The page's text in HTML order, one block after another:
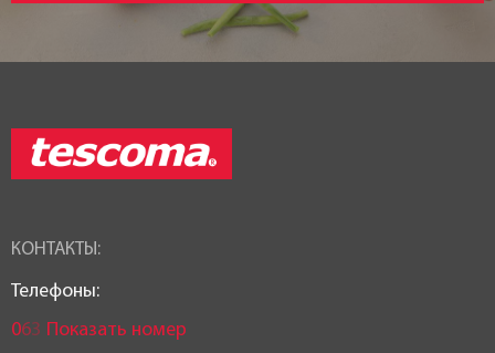
КОНТАКТЫ:
Телефоны:
063 Показать номер